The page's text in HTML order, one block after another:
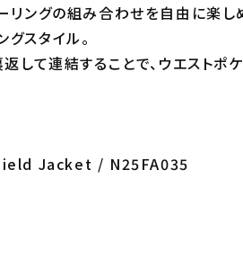
リングの組み合わせを自由に楽
スタイル。
して連結することで、ウエストポ
Jacket / N25FA035